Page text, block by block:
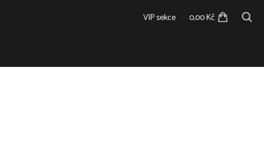
VIP sekce 0,00 Kč